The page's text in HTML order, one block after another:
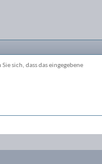
sich, dass das eingegebene